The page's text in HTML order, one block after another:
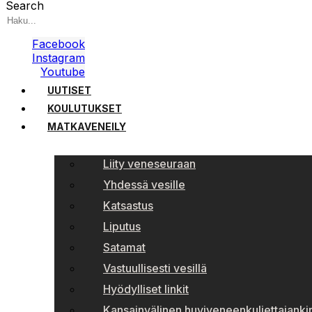
Search
Facebook
Instagram
Youtube
UUTISET
KOULUTUKSET
MATKAVENEILY
Liity veneseuraan
Yhdessä vesille
Katsastus
Liputus
Satamat
Vastuullisesti vesillä
Hyödylliset linkit